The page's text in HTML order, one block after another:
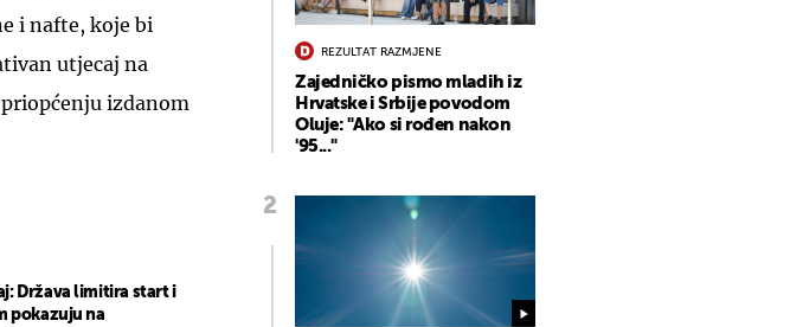
i nafte, koje bi
utjecaj na
izdanom
Država limitira start i
pokazuju na
REZULTAT RAZMJENE
Zajedničko pismo mladih iz
Hrvatske i Srbije povodom
Oluje: "Ako si rođen nakon
'95..."